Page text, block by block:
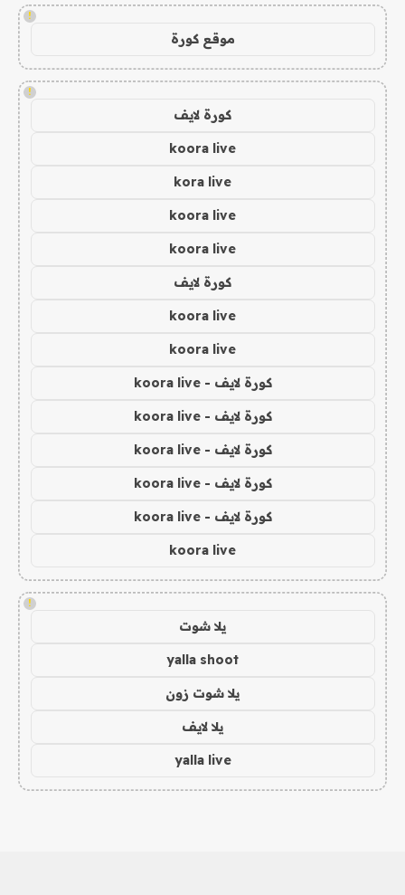
!
موقع كورة
!
كورة لايف
koora live
kora live
koora live
koora live
كورة لايف
koora live
koora live
كورة لايف - koora live
كورة لايف - koora live
كورة لايف - koora live
كورة لايف - koora live
كورة لايف - koora live
koora live
!
يلا شوت
yalla shoot
يلا شوت زون
يلا لايف
yalla live